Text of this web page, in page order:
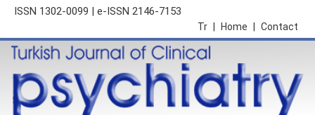
ISSN 1302-0099 | e-ISSN 2146-7153
Contact
Home
Tr